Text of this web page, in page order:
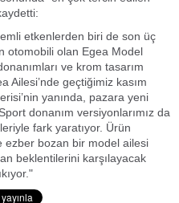
etkenlerden biri de son üç
otomobili olan Egea Model
ve krom tasarım
Ailesi’nde geçtiğimiz kasım
yanında, pazara yeni
donanım versiyonlarımız da
fark yaratıyor. Ürün
ezber bozan bir model ailesi
beklentilerini karşılayacak